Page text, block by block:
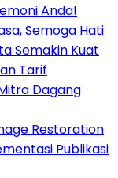
Anda!
Semoga Hati
Semakin Kuat
Tarif
Dagang
Restoration
Publikasi